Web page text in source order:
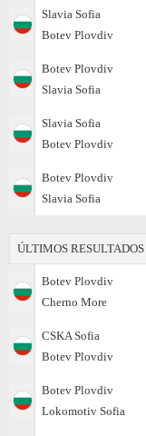
Slavia Sofia
Botev Plovdiv
Botev Plovdiv
Slavia Sofia
Slavia Sofia
Botev Plovdiv
Botev Plovdiv
Slavia Sofia
ÚLTIMOS RESULTADOS
Botev Plovdiv
Cherno More
CSKA Sofia
Botev Plovdiv
Botev Plovdiv
Lokomotiv Sofia